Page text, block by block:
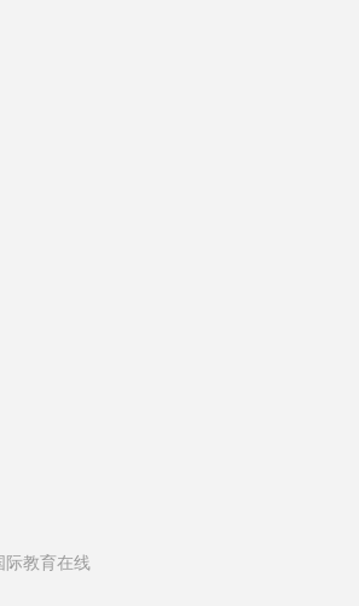
际教育在线